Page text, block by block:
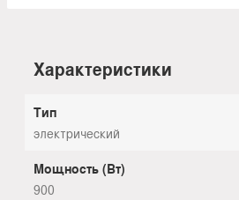
Характеристики
Тип
электрический
Мощность (Вт)
900